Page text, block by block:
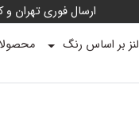
ارسال فوری تهران و
لنز بر اساس رنگ